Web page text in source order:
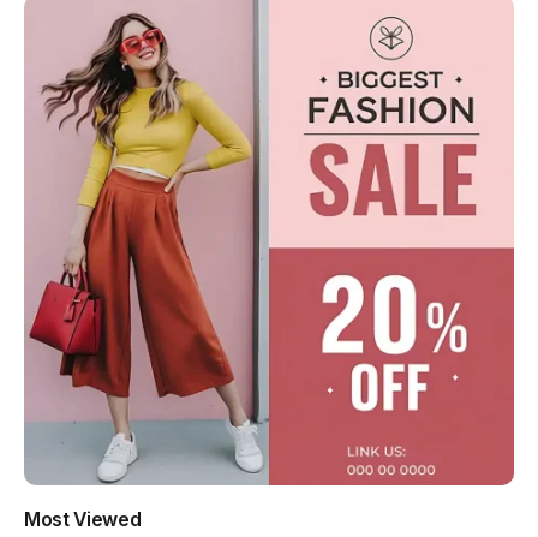
Most Viewed